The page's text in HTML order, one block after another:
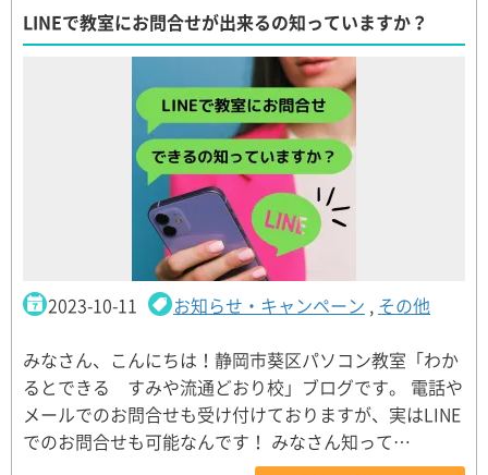
LINEで教室にお問合せが出来るの知っていますか？
2023-10-11 お知らせ・キャンペーン , その他
みなさん、こんにちは！静岡市葵区パソコン教室「わか
るとできる すみや流通どおり校」ブログです。 電話や
メールでのお問合せも受け付けておりますが、実はLINE
でのお問合せも可能なんです！ みなさん知って…